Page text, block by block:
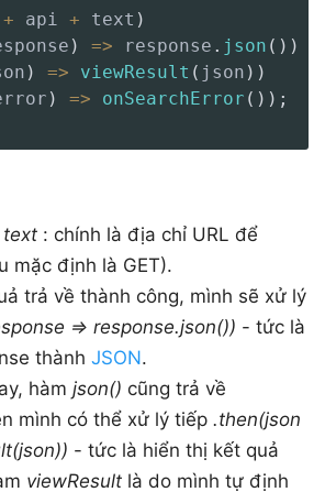
+ api + text )
) => response . json ( ) )
) => viewResult ( json ) )
) => onSearchError ( ) ) ;
text : chính là địa chỉ URL để
mặc định là GET).
trả về thành công, mình sẽ xử lý
=> response.json()) - tức là
thành JSON.
hàm json() cũng trả về
mình có thể xử lý tiếp .then(json
- tức là hiển thị kết quả
viewResult là do mình tự định